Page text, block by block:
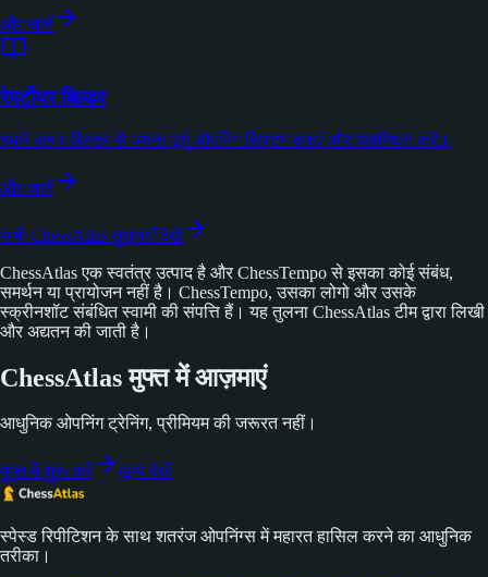
और जानें
रेपर्टोयर बिल्डर
हमारे सहज बिल्डर से अपना पूर्ण ओपनिंग सिस्टम बनाएं और व्यवस्थित करें।
और जानें
सभी ChessAtlas तुलनाएँ देखें
ChessAtlas एक स्वतंत्र उत्पाद है और ChessTempo से इसका कोई संबंध,
समर्थन या प्रायोजन नहीं है। ChessTempo, उसका लोगो और उसके
स्क्रीनशॉट संबंधित स्वामी की संपत्ति हैं। यह तुलना ChessAtlas टीम द्वारा लिखी
और अद्यतन की जाती है।
ChessAtlas मुफ्त में आज़माएं
आधुनिक ओपनिंग ट्रेनिंग, प्रीमियम की जरूरत नहीं।
मुफ्त में शुरू करें मूल्य देखें
स्पेस्ड रिपीटिशन के साथ शतरंज ओपनिंग्स में महारत हासिल करने का आधुनिक
तरीका।